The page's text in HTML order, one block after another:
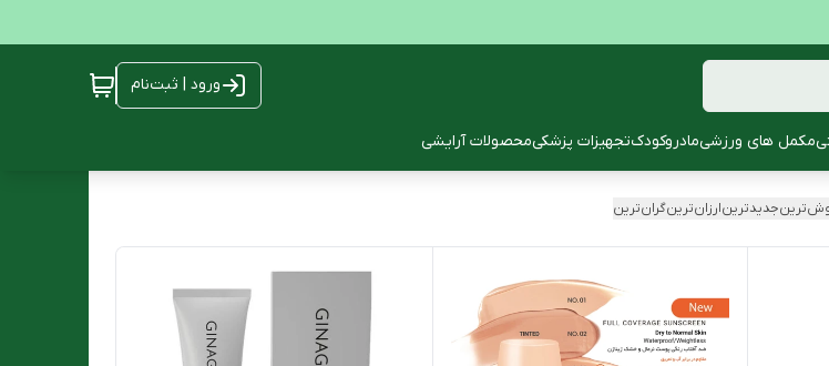
ورود | ثبت‌نام
مکمل های ورزشیمادروکودکتجهیزات پزشکیمحصولات آرایشی
جدیدترینارزان‌ترینگران‌ترین